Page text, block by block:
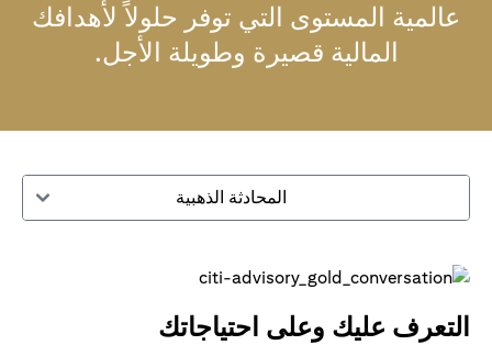
عالمية المستوى التي توفر حلولاً لأهدافك
المالية قصيرة وطويلة الأجل.
المحادثة الذهبية
التعرف عليك وعلى احتياجاتك